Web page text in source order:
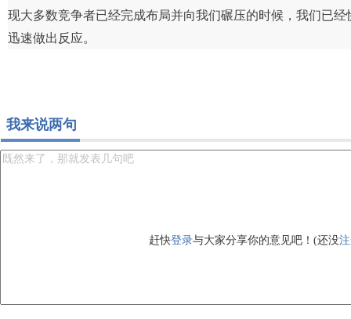
现大多数竞争者已经完成布局并向我们碾压的时候，我们已
迅速做出反应。
我来说两句
赶快登录与大家分享你的意见吧！(还没